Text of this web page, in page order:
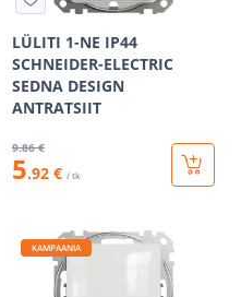
LÜLITI 1-NE IP44
SCHNEIDER-ELECTRIC
SEDNA DESIGN
ANTRATSIIT
9.86 €
5.92 € / tk
KAMPAANIA